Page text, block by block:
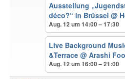
Ausstellung
déco?“ in Brüssel@
Aug. 12 um 14:00 – 17:30
Live Background
&Terrace@ Arashi
Aug. 12 um 16:00 – 21:00